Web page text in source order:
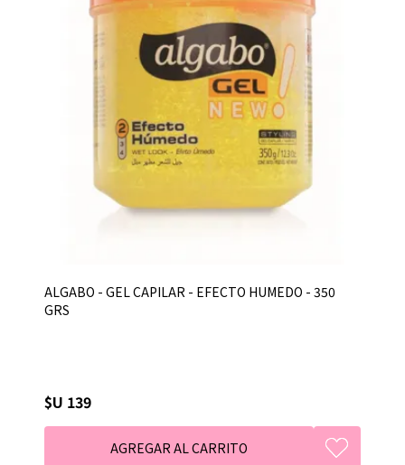
ALGABO - GEL CAPILAR - EFECTO HUMEDO - 350
GRS
$U 139